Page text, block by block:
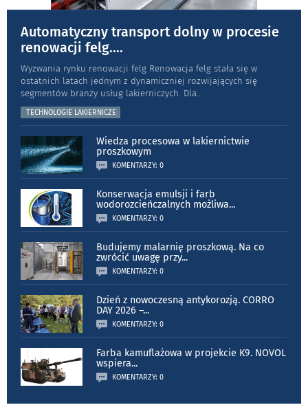
Automatyczny transport dolny w procesie
renowacji felg....
Wyzwania rynku renowacji felg Renowacja felg stała się w
ostatnich latach jednym z dynamiczniej rozwijających się
segmentów branży usług lakierniczych. Dla...
TECHNOLOGIE LAKIERNICZE
Wiedza procesowa w lakiernictwie
proszkowym
KOMENTARZY: 0
Konserwacja emulsji i farb
wodorozcieńczalnych możliwa...
KOMENTARZY: 0
Budujemy malarnię proszkową. Na co
zwrócić uwagę przy...
KOMENTARZY: 0
Dzień z nowoczesną antykorozją. CORRO
DAY 2026 –...
KOMENTARZY: 0
Farba kamuflażowa w projekcie K9. NOVOL
wspiera...
KOMENTARZY: 0